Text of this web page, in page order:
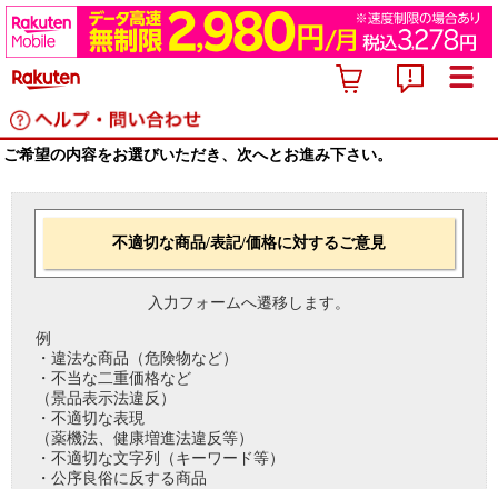
ご希望の内容をお選びいただき、次へとお進み下さい。
不適切な商品/表記/価格に対するご意見
入力フォームへ遷移します。
例
・違法な商品（危険物など）
・不当な二重価格など
（景品表示法違反）
・不適切な表現
（薬機法、健康増進法違反等）
・不適切な文字列（キーワード等）
・公序良俗に反する商品